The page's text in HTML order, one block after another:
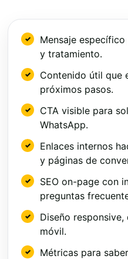
Mensaje
y tratamiento.
Contenido útil que
próximos pasos.
CTA visible para
WhatsApp.
Enlaces internos
y páginas de
SEO on-page con
preguntas
Diseño
móvil.
Métricas para